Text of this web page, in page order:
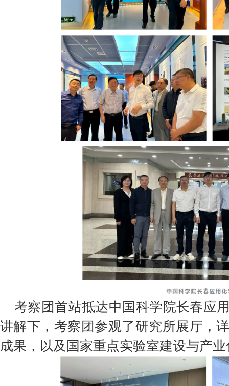
考察团首站抵达中国科学院长春应
讲解下，考察团参观了研究所展厅，
成果，以及国家重点实验室建设与产